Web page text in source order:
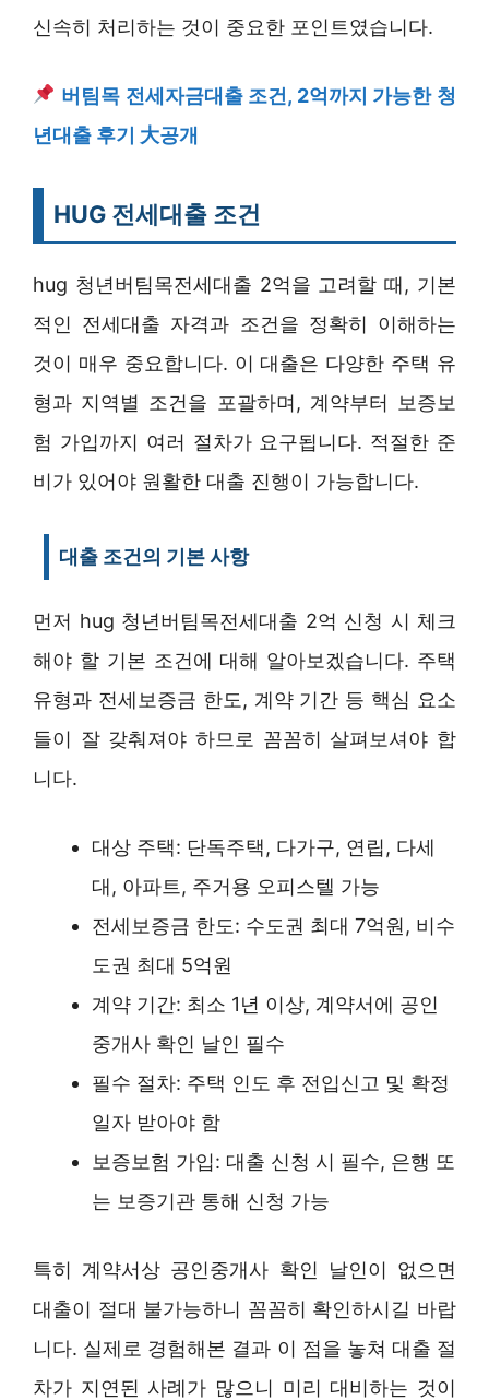
신속히 처리하는 것이 중요한 포인트였습니다.
버팀목 전세자금대출 조건, 2억까지 가능한 청
년대출 후기 大공개
HUG 전세대출 조건
hug 청년버팀목전세대출 2억을 고려할 때, 기본
적인 전세대출 자격과 조건을 정확히 이해하는
것이 매우 중요합니다. 이 대출은 다양한 주택 유
형과 지역별 조건을 포괄하며, 계약부터 보증보
험 가입까지 여러 절차가 요구됩니다. 적절한 준
비가 있어야 원활한 대출 진행이 가능합니다.
대출 조건의 기본 사항
먼저 hug 청년버팀목전세대출 2억 신청 시 체크
해야 할 기본 조건에 대해 알아보겠습니다. 주택
유형과 전세보증금 한도, 계약 기간 등 핵심 요소
들이 잘 갖춰져야 하므로 꼼꼼히 살펴보셔야 합
니다.
대상 주택: 단독주택, 다가구, 연립, 다세
대, 아파트, 주거용 오피스텔 가능
전세보증금 한도: 수도권 최대 7억원, 비수
도권 최대 5억원
계약 기간: 최소 1년 이상, 계약서에 공인
중개사 확인 날인 필수
필수 절차: 주택 인도 후 전입신고 및 확정
일자 받아야 함
보증보험 가입: 대출 신청 시 필수, 은행 또
는 보증기관 통해 신청 가능
특히 계약서상 공인중개사 확인 날인이 없으면
대출이 절대 불가능하니 꼼꼼히 확인하시길 바랍
니다. 실제로 경험해본 결과 이 점을 놓쳐 대출 절
차가 지연된 사례가 많으니 미리 대비하는 것이